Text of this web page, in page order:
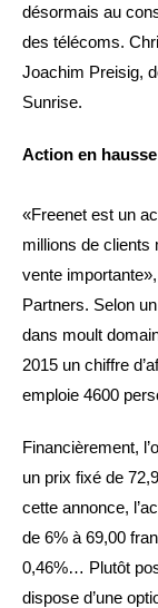
désormais au
des télécoms.
Joachim Preisig,
Sunrise.
Action en hausse
«Freenet est un
millions de clients
vente
Partners. Selon
dans moult
2015 un chiffre
emploie 4600
Financièrement,
un prix fixé de
cette annonce,
de 6% à 69,00
0,46%… Plutôt
dispose d’une